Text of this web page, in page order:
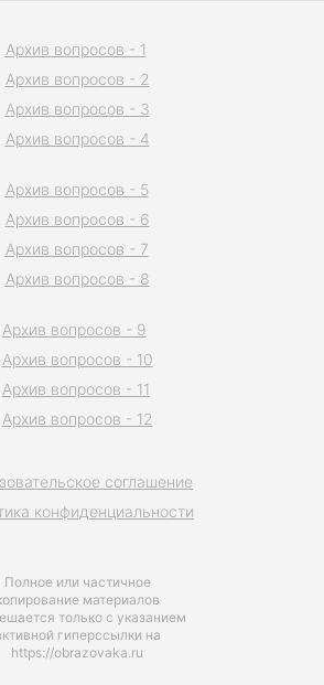
Полное или частичное
материалов
только с указанием
гиперссылки на
https://obrazovaka.ru
соглашение
конфиденциальности
Архив вопросов - 1
Архив вопросов - 2
Архив вопросов - 3
Архив вопросов - 4
Архив вопросов - 5
Архив вопросов - 6
Архив вопросов - 7
Архив вопросов - 8
Архив вопросов - 9
Архив вопросов - 10
Архив вопросов - 11
Архив вопросов - 12